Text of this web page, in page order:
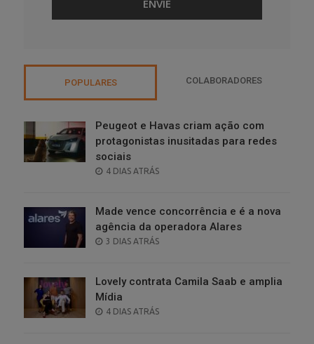
POPULARES COLABORADORES
Peugeot e Havas criam ação com
protagonistas inusitadas para redes
sociais
POSTED
4 DIAS ATRÁS
Made vence concorrência e é a nova
agência da operadora Alares
POSTED
3 DIAS ATRÁS
Lovely contrata Camila Saab e amplia
Mídia
POSTED
4 DIAS ATRÁS